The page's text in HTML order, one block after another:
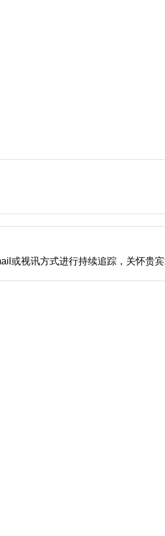
或视讯方式进行持续追踪，关怀贵宾